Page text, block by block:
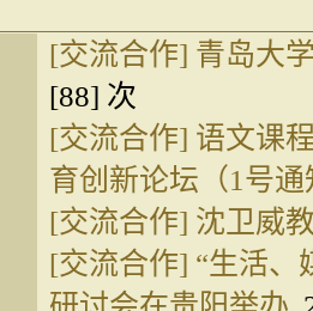
[交流合作] 青岛大
[88] 次
[交流合作] 语文课
育创新论坛（1号通
[交流合作] 沈卫威
[交流合作] “生活、